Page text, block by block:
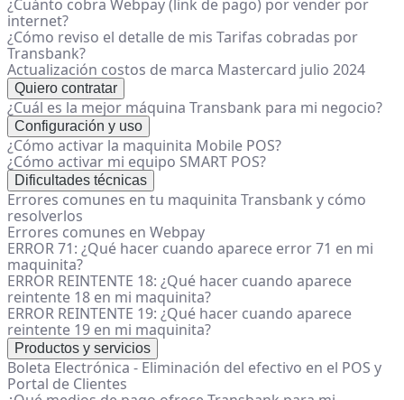
¿Cuánto cobra Webpay (link de pago) por vender por
internet?
¿Cómo reviso el detalle de mis Tarifas cobradas por
Transbank?
Actualización costos de marca Mastercard julio 2024
Quiero contratar
¿Cuál es la mejor máquina Transbank para mi negocio?
Configuración y uso
¿Cómo activar la maquinita Mobile POS?
¿Cómo activar mi equipo SMART POS?
Dificultades técnicas
Errores comunes en tu maquinita Transbank y cómo
resolverlos
Errores comunes en Webpay
ERROR 71: ¿Qué hacer cuando aparece error 71 en mi
maquinita?
ERROR REINTENTE 18: ¿Qué hacer cuando aparece
reintente 18 en mi maquinita?
ERROR REINTENTE 19: ¿Qué hacer cuando aparece
reintente 19 en mi maquinita?
Productos y servicios
Boleta Electrónica - Eliminación del efectivo en el POS y
Portal de Clientes